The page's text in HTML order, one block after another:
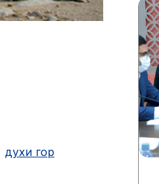
духи гор